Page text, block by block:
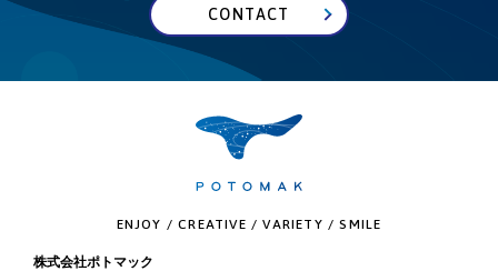
CONTACT
ENJOY / CREATIVE / VARIETY / SMILE
株式会社ポトマック